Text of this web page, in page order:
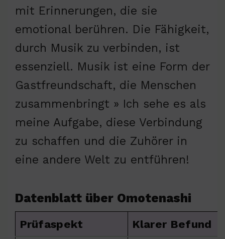
mit Erinnerungen, die sie
emotional berühren. Die Fähigkeit,
durch Musik zu verbinden, ist
essenziell. Musik ist eine Form der
Gastfreundschaft, die Menschen
zusammenbringt » Ich sehe es als
meine Aufgabe, diese Verbindung
zu schaffen und die Zuhörer in
eine andere Welt zu entführen!
Datenblatt über Omotenashi
Prüfaspekt Klarer Befund